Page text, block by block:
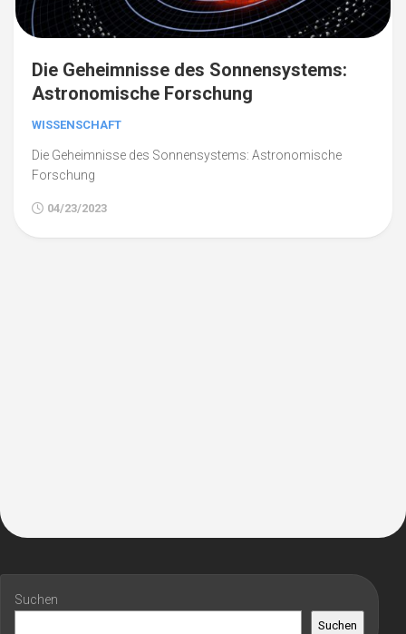
Die Geheimnisse des Sonnensystems:
Astronomische Forschung
WISSENSCHAFT
Die Geheimnisse des Sonnensystems: Astronomische
Forschung
04/23/2023
Suchen
Suchen